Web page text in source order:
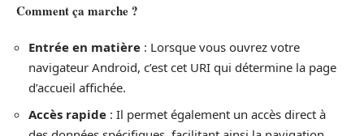
Comment ça marche ?
Entrée en matière : Lorsque vous ouvrez votre
navigateur Android, c’est cet URI qui détermine la page
d’accueil affichée.
Accès rapide : Il permet également un accès direct à